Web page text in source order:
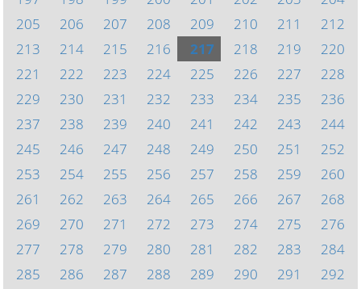
205
206 207 208 209 210 211
212
213
214 215 216 217 218 219
220
221
222 223 224 225 226 227
228
229
230 231 232 233 234 235
236
237
238 239 240 241 242 243
244
245
246 247 248 249 250 251
252
253
254 255 256 257 258 259
260
261
262 263 264 265 266 267
268
269
270 271 272 273 274 275
276
277
278 279 280 281 282 283
284
285
286 287 288 289 290 291
292